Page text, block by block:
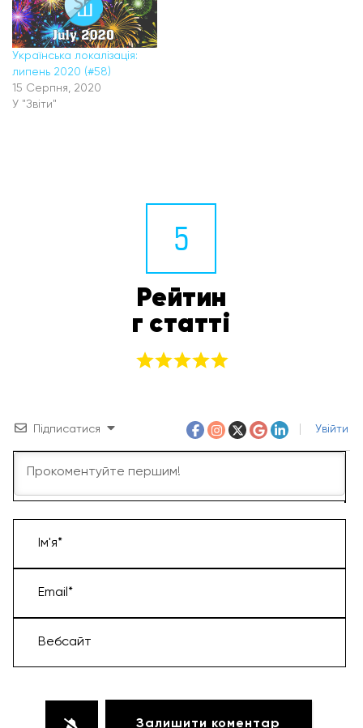
Українська локалізація:
липень 2020 (#58)
15 Серпня, 2020
У "Звіти"
5
Рейтин
г статті
Підписатися Увійти
Ім'я*
Email*
Вебсайт